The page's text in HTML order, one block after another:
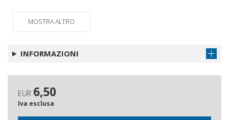
MOSTRA ALTRO
INFORMAZIONI
EUR 6,50
Iva esclusa